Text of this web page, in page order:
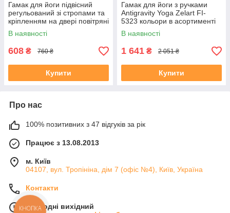
Гамак для йоги підвісний
регульований зі стропами та
кріпленням на двері повітряні
гойдалки Air Yoga rope Lutinq
LT-2090 кольори в
В наявності
608 ₴ 760 ₴
Купити
Гамак для йоги з ручками
Antigravity Yoga Zelart FI-
5323 кольори в асортименті
В наявності
1 641 ₴ 2 051 ₴
Купити
Про нас
100% позитивних з 47 відгуків за рік
Працює з 13.08.2013
м. Київ
04107, вул. Тропініна, дім 7 (офіс №4), Київ, Україна
Контакти
Сьогодні вихідний
КНОПКА